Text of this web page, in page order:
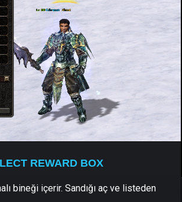
REWARD BOX
bineği içerir. Sandığı aç ve listeden